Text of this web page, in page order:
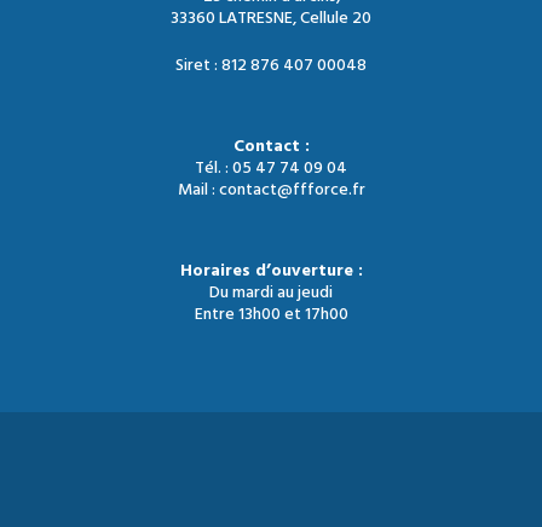
33360 LATRESNE, Cellule 20
Siret : 812 876 407 00048
Contact :
Tél. : 05 47 74 09 04
Mail : contact@ffforce.fr
Horaires d’ouverture :
Du mardi au jeudi
Entre 13h00 et 17h00